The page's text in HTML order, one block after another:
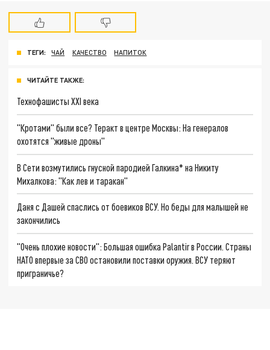
ТЕГИ: ЧАЙ КАЧЕСТВО НАПИТОК
ЧИТАЙТЕ ТАКЖЕ:
Технофашисты XXI века
"Кротами" были все? Теракт в центре Москвы: На генералов
охотятся "живые дроны"
В Сети возмутились гнусной пародией Галкина* на Никиту
Михалкова: "Как лев и таракан"
Даня с Дашей спаслись от боевиков ВСУ. Но беды для малышей не
закончились
"Очень плохие новости": Большая ошибка Palantir в России. Страны
НАТО впервые за СВО остановили поставки оружия. ВСУ теряют
приграничье?